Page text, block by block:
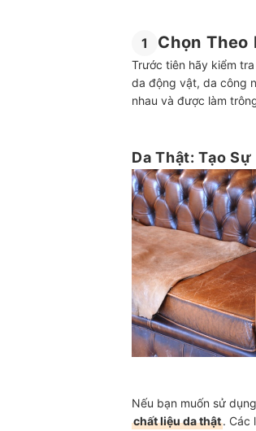
1 Chọn Theo
Trước tiên hãy kiểm
da động vật, da công
nhau và được làm
Da Thật: Tạo
Nếu bạn muốn sử
chất liệu da thật. Các